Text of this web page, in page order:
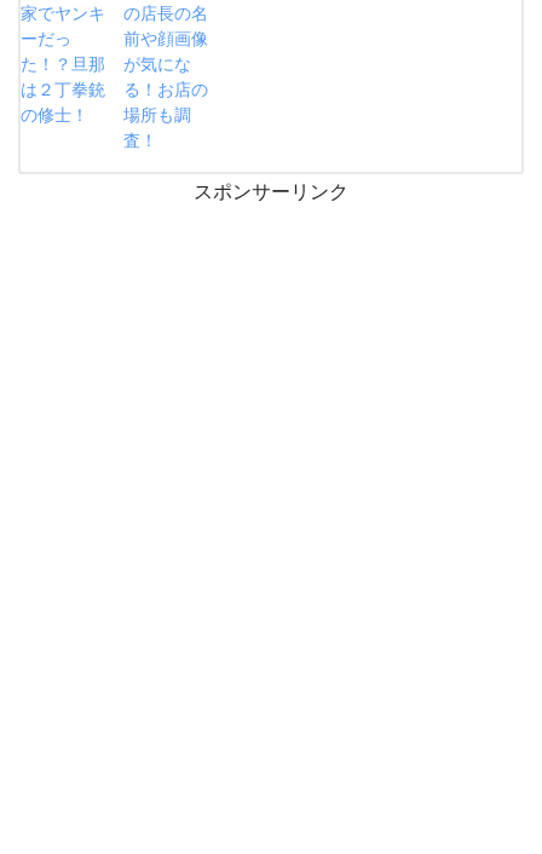
家でヤンキ
ーだっ
た！？旦那
は２丁拳銃
の修士！
の店長の名
前や顔画像
が気にな
る！お店の
場所も調
査！
スポンサーリンク